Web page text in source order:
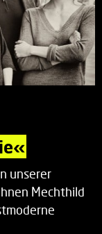
unserer
Mechthild